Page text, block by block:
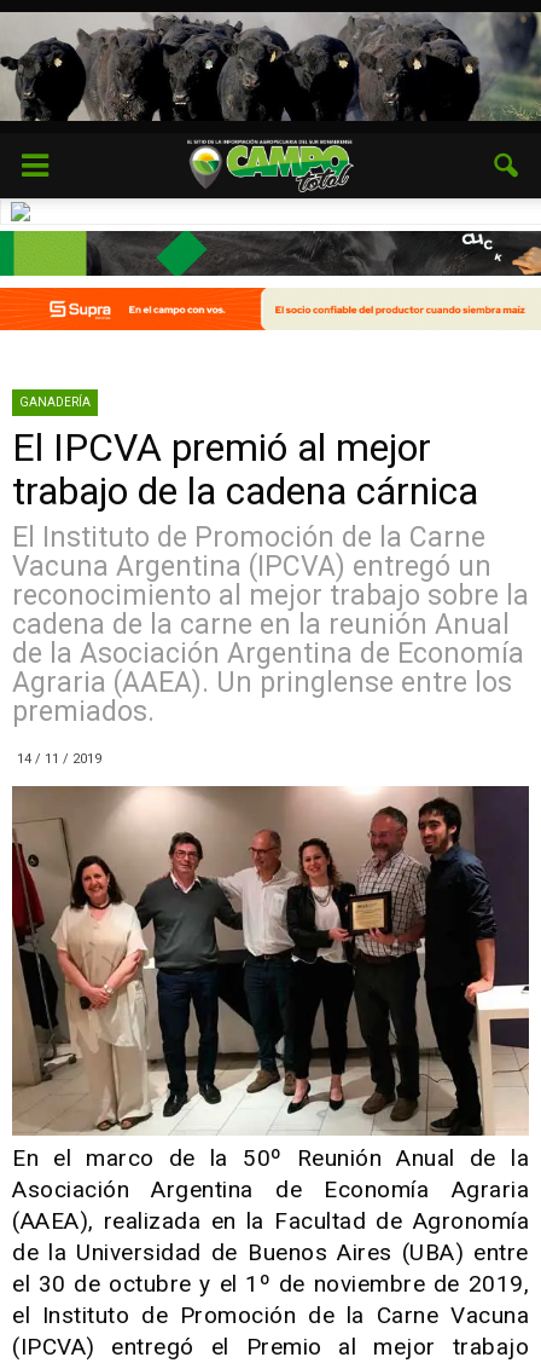
GANADERÍA
El IPCVA premió al mejor
trabajo de la cadena cárnica
El Instituto de Promoción de la Carne
Vacuna Argentina (IPCVA) entregó un
reconocimiento al mejor trabajo sobre la
cadena de la carne en la reunión Anual
de la Asociación Argentina de Economía
Agraria (AAEA). Un pringlense entre los
premiados.
14 / 11 / 2019
En el marco de la 50º Reunión Anual de la
Asociación Argentina de Economía Agraria
(AAEA), realizada en la Facultad de Agronomía
de la Universidad de Buenos Aires (UBA) entre
el 30 de octubre y el 1º de noviembre de 2019,
el Instituto de Promoción de la Carne Vacuna
(IPCVA) entregó el Premio al mejor trabajo